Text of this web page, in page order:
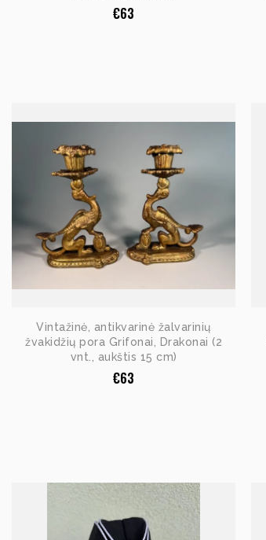
€63
Vintažinė, antikvarinė žalvarinių
žvakidžių pora Grifonai, Drakonai (2
vnt., aukštis 15 cm)
€63